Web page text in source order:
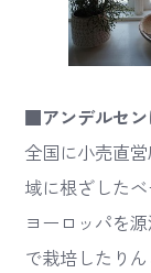
■アンデルセン
全国に小売直
域に根ざした
ヨーロッパを
で栽培したり